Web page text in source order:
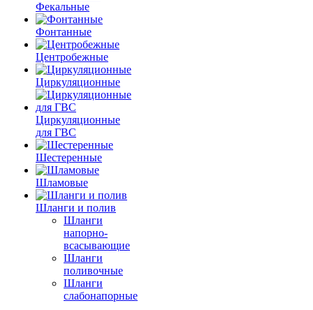
Фекальные
Фонтанные
Центробежные
Циркуляционные
Циркуляционные
для ГВС
Шестеренные
Шламовые
Шланги и полив
Шланги
напорно-
всасывающие
Шланги
поливочные
Шланги
слабонапорные